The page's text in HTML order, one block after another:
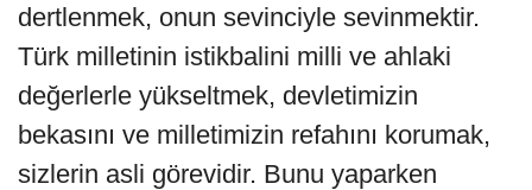
dertlenmek, onun sevinciyle sevinmektir.
Türk milletinin istikbalini milli ve ahlaki
değerlerle yükseltmek, devletimizin
bekasını ve milletimizin refahını korumak,
sizlerin asli görevidir. Bunu yaparken